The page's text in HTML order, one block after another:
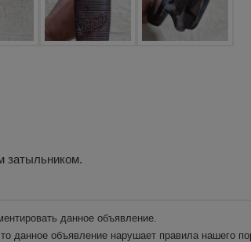
затыльником.
данное объявление.
данное объявление нарушает правила нашего